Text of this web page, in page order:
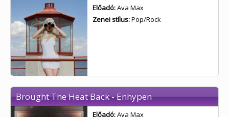
Előadó:Ava Max
Zenei stílus:Pop/Rock
Brought The Heat Back - Enhypen
Előadó:Ava Max